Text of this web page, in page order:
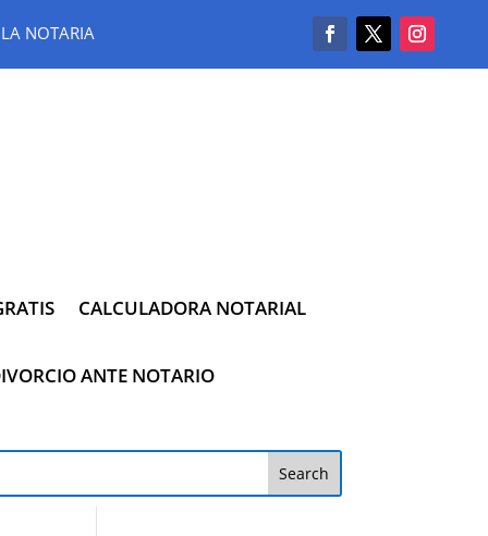
LA NOTARIA
CALCULADORA NOTARIAL
ANTE NOTARIO